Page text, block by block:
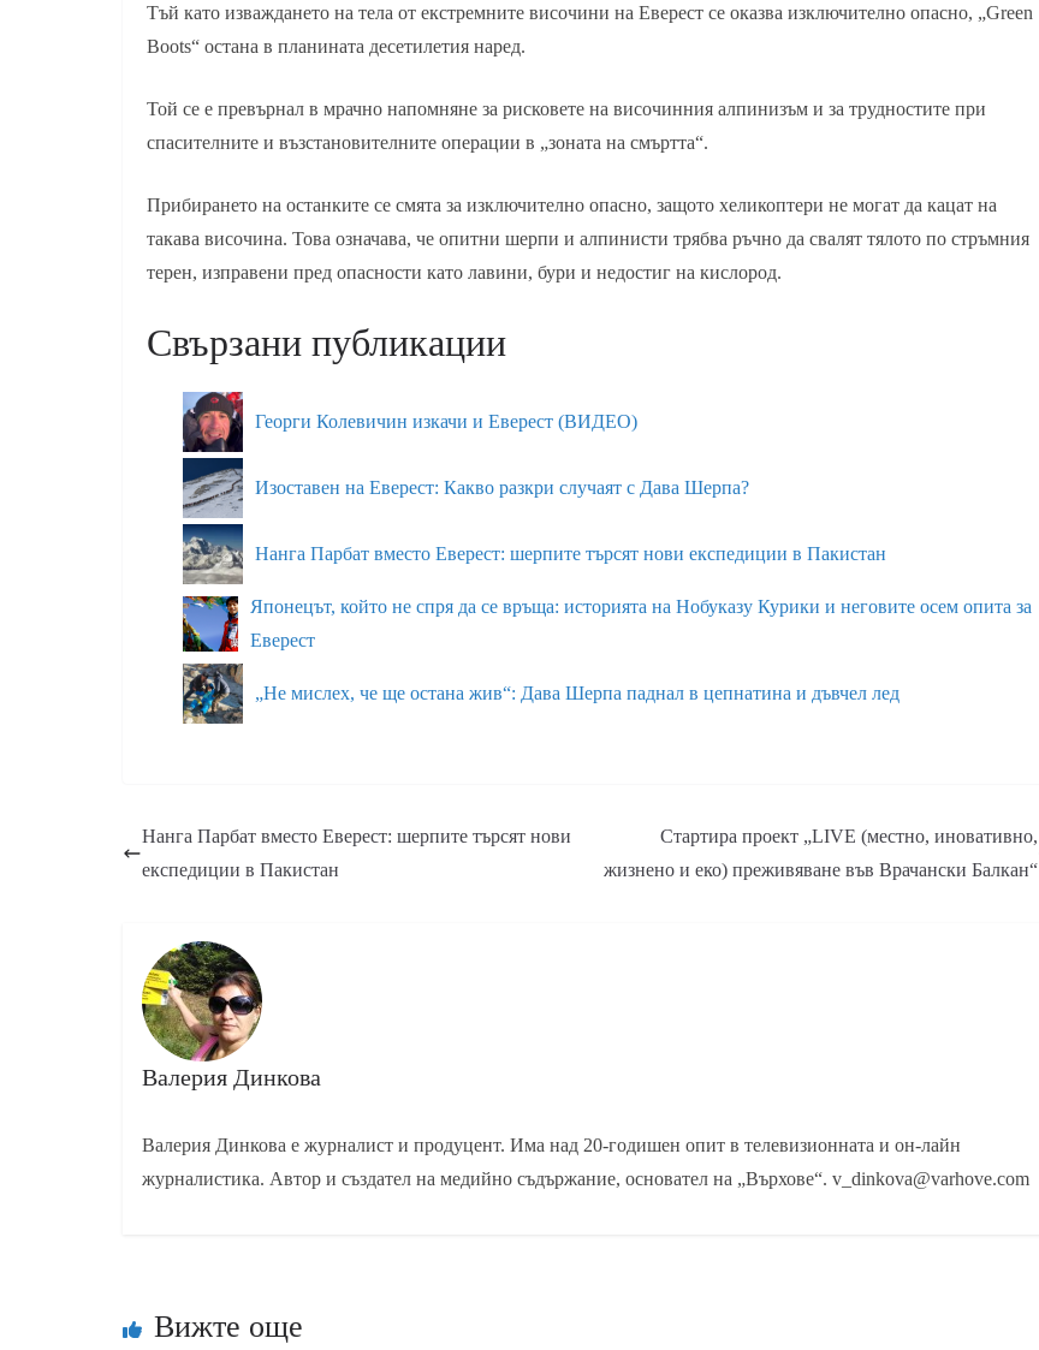
Тъй като изваждането на тела от екстремните височини на Еверест се оказва изключително опасно, „Green
Boots“ остана в планината десетилетия наред.
Той се е превърнал в мрачно напомняне за рисковете на височинния алпинизъм и за трудностите при
спасителните и възстановителните операции в „зоната на смъртта“.
Прибирането на останките се смята за изключително опасно, защото хеликоптери не могат да кацат на
такава височина. Това означава, че опитни шерпи и алпинисти трябва ръчно да свалят тялото по стръмния
терен, изправени пред опасности като лавини, бури и недостиг на кислород.
Свързани публикации
Георги Колевичин изкачи и Еверест (ВИДЕО)
Изоставен на Еверест: Какво разкри случаят с Дава Шерпа?
Нанга Парбат вместо Еверест: шерпите търсят нови експедиции в Пакистан
Японецът, който не спря да се връща: историята на Нобуказу Курики и неговите осем опита за
Еверест
„Не мислех, че ще остана жив“: Дава Шерпа паднал в цепнатина и дъвчел лед
Нанга Парбат вместо Еверест: шерпите търсят нови
експедиции в Пакистан
Стартира проект „LIVE (местно, иновативно,
жизнено и еко) преживяване във Врачански Балкан“
Валерия Динкова
Валерия Динкова е журналист и продуцент. Има над 20-годишен опит в телевизионната и он-лайн
журналистика. Автор и създател на медийно съдържание, основател на „Върхове“. v_dinkova@varhove.com
Вижте още